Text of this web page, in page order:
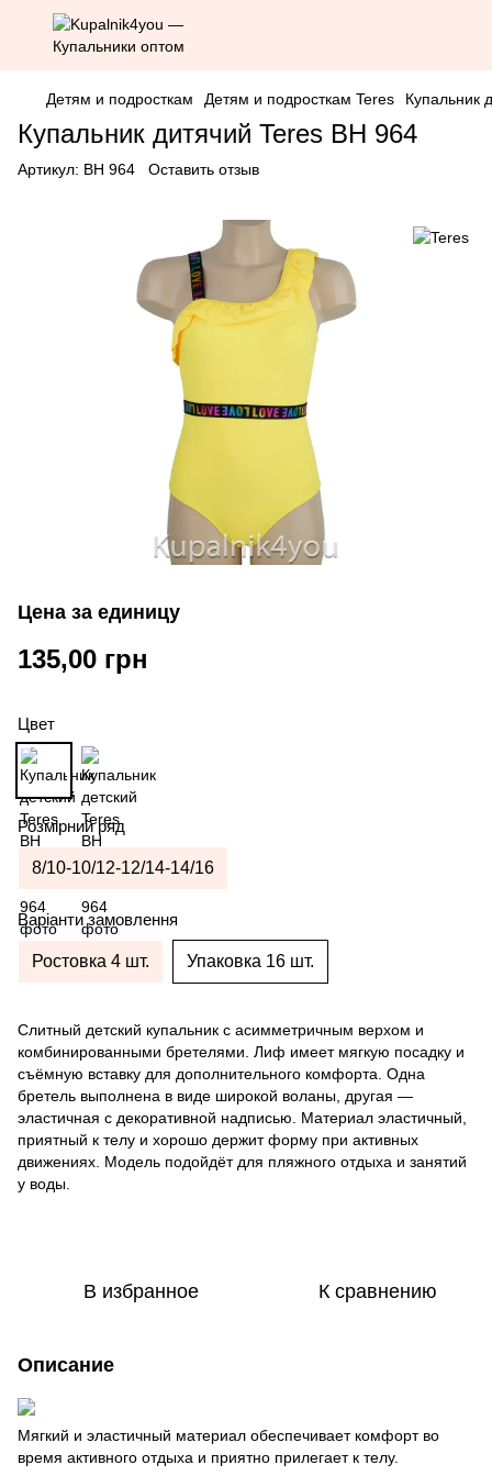
Детям и подросткам Детям и подросткам Teres Купальник
Купальник дитячий Teres BH 964
Артикул: BH 964 Оставить отзыв
Цена за единицу
135,00 грн
Цвет
Розмірний ряд
8/10-10/12-12/14-14/16
Варіанти замовлення
Ростовка 4 шт. Упаковка 16 шт.
Слитный детский купальник с асимметричным верхом и
комбинированными бретелями. Лиф имеет мягкую посадку и
съёмную вставку для дополнительного комфорта. Одна
бретель выполнена в виде широкой воланы, другая —
эластичная с декоративной надписью. Материал эластичный,
приятный к телу и хорошо держит форму при активных
движениях. Модель подойдёт для пляжного отдыха и занятий
у воды.
В избранное К сравнению
Описание
Мягкий и эластичный материал обеспечивает комфорт во
время активного отдыха и приятно прилегает к телу.